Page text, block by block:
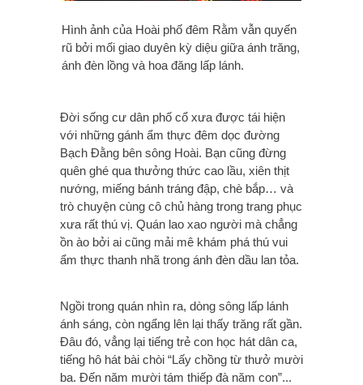
Hình ảnh của Hoài phố đêm Rằm vẫn quyến
rũ bởi mối giao duyên kỳ diệu giữa ánh trăng,
ánh đèn lồng và hoa đăng lấp lánh.
Đời sống cư dân phố cổ xưa được tái hiện
với những gánh ẩm thực đêm dọc đường
Bạch Đằng bên sông Hoài. Bạn cũng đừng
quên ghé qua thưởng thức cao lầu, xiên thịt
nướng, miếng bánh tráng đập, chè bắp… và
trò chuyện cùng cô chủ hàng trong trang phục
xưa rất thú vị. Quán lao xao người mà chẳng
ồn ào bởi ai cũng mải mê khám phá thú vui
ẩm thực thanh nhã trong ánh đèn dầu lan tỏa.
Ngồi trong quán nhìn ra, dòng sông lấp lánh
ánh sáng, còn ngẩng lên lại thấy trăng rất gần.
Đâu đó, vẳng lại tiếng trẻ con học hát dân ca,
tiếng hô hát bài chòi “Lấy chồng từ thưở mười
ba. Đến năm mười tám thiếp đà năm con”...